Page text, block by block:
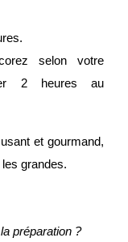
selon votre
2 heures au
et gourmand,
grandes.
préparation ?